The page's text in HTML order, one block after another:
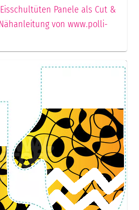
Panele als Cut &
von www.polli-